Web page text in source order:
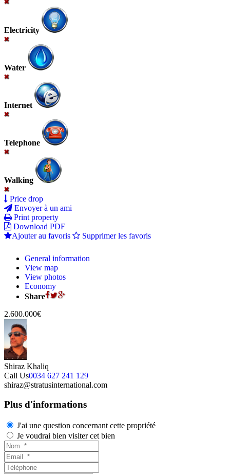
Electricity
Water
Internet
Telephone
Walking
Price drop
Envoyer à un ami
Print property
Download PDF
Ajouter au favoris
Supprimer les favoris
General information
View map
View photos
Economy
Share
2.600.000€
Shiraz Khaliq
Call Us0034 627 241 129
shiraz@stratusinternational.com
Plus d'informations
J'ai une question concernant cette propriété
Je voudrai bien visiter cet bien